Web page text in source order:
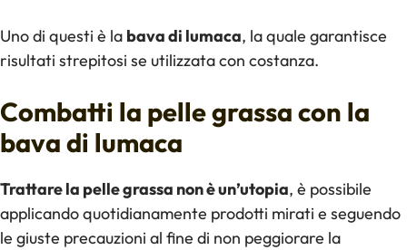
Uno di questi è la bava di lumaca, la quale garantisce
risultati strepitosi se utilizzata con costanza.
Combatti la pelle grassa con la
bava di lumaca
Trattare la pelle grassa non è un’utopia, è possibile
applicando quotidianamente prodotti mirati e seguendo
le giuste precauzioni al fine di non peggiorare la